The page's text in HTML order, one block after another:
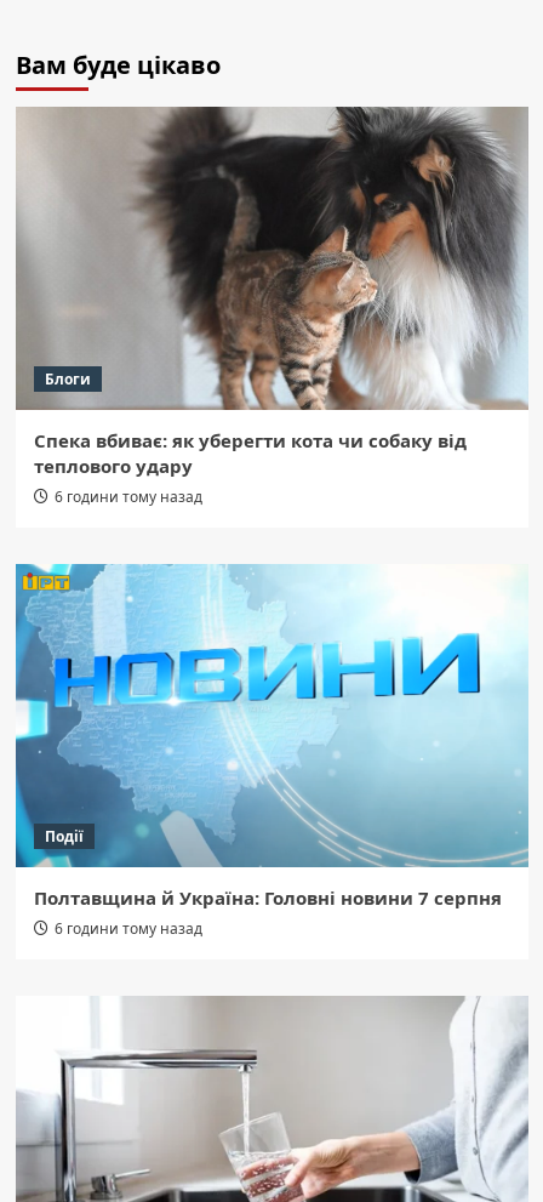
Вам буде цікаво
Блоги
Спека вбиває: як уберегти кота чи собаку від
теплового удару
6 години тому назад
Події
Полтавщина й Україна: Головні новини 7 серпня
6 години тому назад